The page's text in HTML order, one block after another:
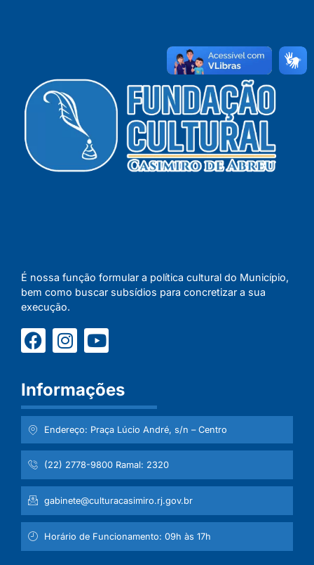
É nossa função formular a política cultural do Município,
bem como buscar subsídios para concretizar a sua
execução.
Informações
Endereço: Praça Lúcio André, s/n – Centro
(22) 2778-9800 Ramal: 2320
gabinete@culturacasimiro.rj.gov.br
Horário de Funcionamento: 09h às 17h